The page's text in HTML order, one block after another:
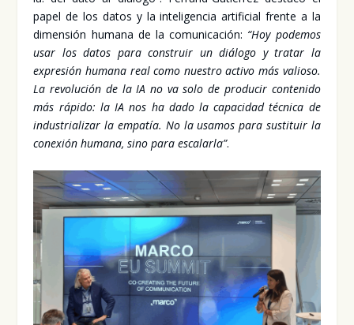
papel de los datos y la inte­li­gen­cia arti­fi­cial fren­te a la
dimen­sión huma­na de la comu­ni­ca­ción: “Hoy pode­mos
usar los datos para cons­truir un diá­lo­go y tra­tar la
expre­sión huma­na real como nues­tro acti­vo más valio­so.
La revo­lu­ción de la IA no va solo de pro­du­cir con­te­ni­do
más rápi­do: la IA nos ha dado la capa­ci­dad téc­ni­ca de
indus­tria­li­zar la empa­tía. No la usa­mos para sus­ti­tuir la
cone­xión huma­na, sino para esca­lar­la”.